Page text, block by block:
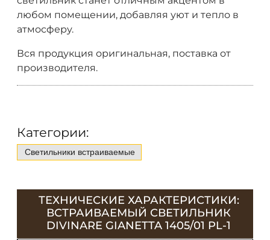
любом помещении, добавляя уют и тепло в
атмосферу.
Вся продукция оригинальная, поставка от
производителя.
Категории:
Светильники встраиваемые
ТЕХНИЧЕСКИЕ ХАРАКТЕРИСТИКИ:
ВСТРАИВАЕМЫЙ СВЕТИЛЬНИК
DIVINARE GIANETTA 1405/01 PL-1